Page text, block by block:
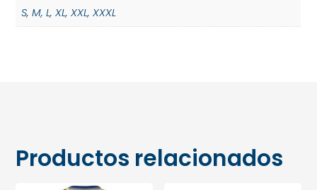
S, M, L, XL, XXL, XXXL
Productos relacionados